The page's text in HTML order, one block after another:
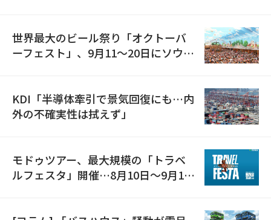
世界最大のビール祭り「オクトーバ
ーフェスト」、9月11〜20日にソウル
KDI「半導体牽引で景気回復にも…内
外の不確実性は拭えず」
モドゥツアー、最大規模の「トラベ
ルフェスタ」開催…8月10日～9月11